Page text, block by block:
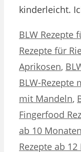
kinderleicht.
Kategorien
BLW Rezepte
Rezepte für
Aprikosen,
BLW-Rezepte
mit Mandeln,
Fingerfood
ab 10 Monaten
Rezepte ab